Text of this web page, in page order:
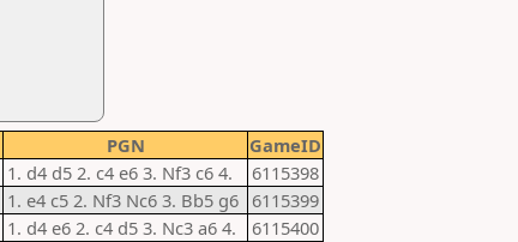
PGN
GameID
1. d4 d5 2. c4 e6 3. Nf3 c6 4.
6115398
1. e4 c5 2. Nf3 Nc6 3. Bb5 g6 6115399
1. d4 e6 2. c4 d5 3. Nc3 a6 4.
6115400